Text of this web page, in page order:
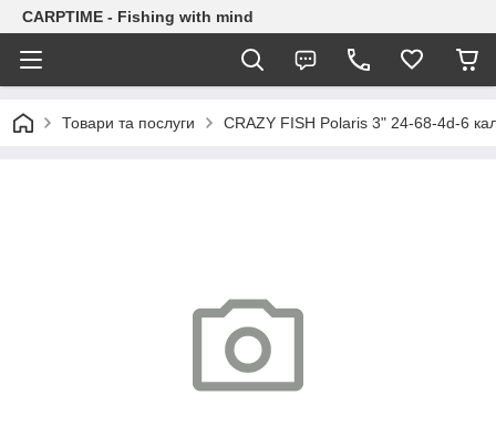
CARPTIME - Fishing with mind
Товари та послуги CRAZY FISH Polaris 3" 24-68-4d-6